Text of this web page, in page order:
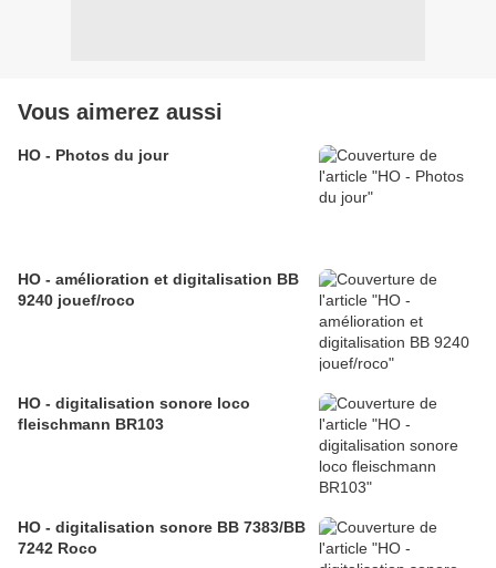
Vous aimerez aussi
HO - Photos du jour
HO - amélioration et digitalisation BB
9240 jouef/roco
HO - digitalisation sonore loco
fleischmann BR103
HO - digitalisation sonore BB 7383/BB
7242 Roco